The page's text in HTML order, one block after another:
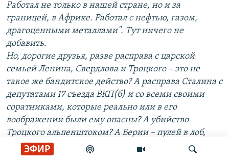
ЭФИР
Работал не только в нашей стране, но и за
границей, в Африке. Работал с нефтью, газом,
драгоценными металлами". Тут ничего не
добавить.
Но, дорогие друзья, разве расправа с царской
семьей Ленина, Свердлова и Троцкого – это не
такое же бандитское действо? А расправа Сталина с
депутатами 17 съезда ВКП(б) и со всеми своими
соратниками, которые реально или в его
воображении были ему опасны? А убийство
Троцкого альпенштоком? А Берии – пулей в лоб,
после объявления его английским шпионом,
завербованным в 1919 году? [...]